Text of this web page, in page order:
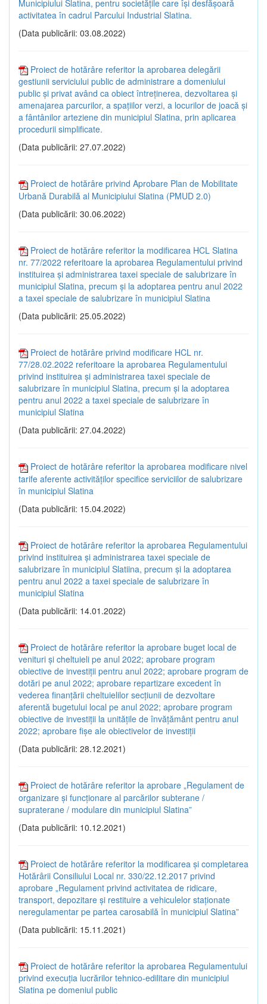
Municipiului Slatina, pentru societăţile care își desfăşoară
activitatea în cadrul Parcului Industrial Slatina.
(Data publicării: 03.08.2022)
Proiect de hotărâre referitor la aprobarea delegării
gestiunii serviciului public de administrare a domeniului
public și privat având ca obiect întreţinerea, dezvoltarea și
amenajarea parcurilor, a spaţiilor verzi, a locurilor de joacă şi
a fântânilor arteziene din municipiul Slatina, prin aplicarea
procedurii simplificate.
(Data publicării: 27.07.2022)
Proiect de hotărâre privind Aprobare Plan de Mobilitate
Urbană Durabilă al Municipiului Slatina (PMUD 2.0)
(Data publicării: 30.06.2022)
Proiect de hotărâre referitor la modificarea HCL Slatina
nr. 77/2022 referitoare la aprobarea Regulamentului privind
instituirea și administrarea taxei speciale de salubrizare în
municipiul Slatina, precum și la adoptarea pentru anul 2022
a taxei speciale de salubrizare în municipiul Slatina
(Data publicării: 25.05.2022)
Proiect de hotărâre privind modificare HCL nr.
77/28.02.2022 referitoare la aprobarea Regulamentului
privind instituirea și administrarea taxei speciale de
salubrizare în municipiul Slatina, precum și la adoptarea
pentru anul 2022 a taxei speciale de salubrizare în
municipiul Slatina
(Data publicării: 27.04.2022)
Proiect de hotărâre referitor la aprobarea modificare nivel
tarife aferente activităților specifice serviciilor de salubrizare
în municipiul Slatina
(Data publicării: 15.04.2022)
Proiect de hotărâre referitor la aprobarea Regulamentului
privind instituirea și administrarea taxei speciale de
salubrizare în municipiul Slatiina, precum și la adoptarea
pentru anul 2022 a taxei speciale de salubrizare în
municipiul Slatina
(Data publicării: 14.01.2022)
Proiect de hotărâre referitor la aprobare buget local de
venituri și cheltuieli pe anul 2022; aprobare program
obiective de investiții pentru anul 2022; aprobare program de
dotări pe anul 2022; aprobare repartizare excedent în
vederea finanțării cheltuielilor secțiunii de dezvoltare
aferentă bugetului local pe anul 2022; aprobare program
obiective de investiții la unitățile de învățământ pentru anul
2022; aprobare fișe ale obiectivelor de investiții
(Data publicării: 28.12.2021)
Proiect de hotărâre referitor la aprobare „Regulament de
organizare și funcționare al parcărilor subterane /
supraterane / modulare din municipiul Slatina”
(Data publicării: 10.12.2021)
Proiect de hotărâre referitor la modificarea și completarea
Hotărârii Consiliului Local nr. 330/22.12.2017 privind
aprobare „Regulament privind activitatea de ridicare,
transport, depozitare și restituire a vehiculelor staționate
neregulamentar pe partea carosabilă în municipiul Slatina”
(Data publicării: 15.11.2021)
Proiect de hotărâre referitor la aprobarea Regulamentului
privind execuția lucrărilor tehnico-edilitare din municipiul
Slatina pe domeniul public